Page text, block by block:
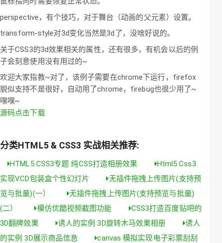
perspective，有个技巧，对于舞台（动画的父元素）设置。
transform-style对3d变化当然是3d了，没啥好说的。
关于CSS3的3d效果相关的属性，还有很多，有机会以后的例
子会刻意使用没有用过的~
欢迎大家指教~对了，该例子需要在chrome下运行，firefox
貌似支持不是很好，自动用了chrome，firebug也很少用了~
嘿嘿~
源码点击下载
分类HTML5 & CSS3 实战相关推荐:
HTML5 CSS3专题 纯CSS打造相册效果
Html5 Css3
实现VCD包装盒个性幻灯片
无插件拖拽上传图片(支持预
览与批量)(一）
无插件拖拽上传图片(支持预览与批量)
(二）
模仿优酷视频截图功能
CSS3打造百度贴吧的
3D翻牌效果
诱人的实例 3D旋转木马效果相册
诱人
的实例 3D展示商品信息
canvas 模拟实现电子彩票刮刮